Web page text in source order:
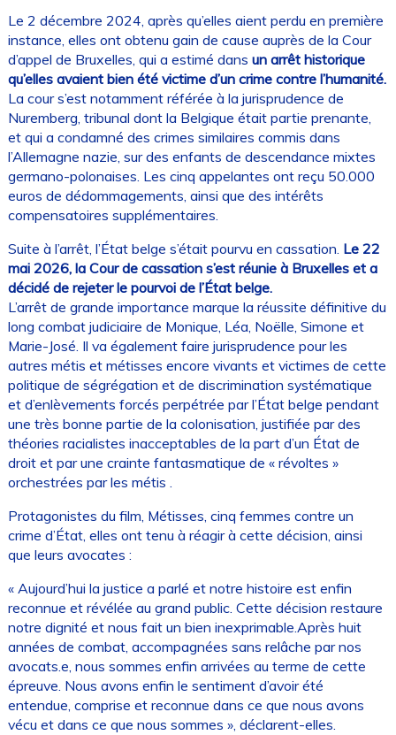
Le 2 décembre 2024, après qu’elles aient perdu en première
instance, elles ont obtenu gain de cause auprès de la Cour
d’appel de Bruxelles, qui a estimé dansun arrêt historique
qu’elles avaient bien été victime d’un crime contre l’humanité.
La cour s’est notamment référée à la jurisprudence de
Nuremberg, tribunal dont la Belgique était partie prenante,
et qui a condamné des crimes similaires commis dans
l’Allemagne nazie, sur des enfants de descendance mixtes
germano-polonaises. Les cinq appelantes ont reçu 50.000
euros de dédommagements, ainsi que des intérêts
compensatoires supplémentaires.
Suite à l’arrêt, l’État belge s’était pourvu en cassation. Le 22
mai 2026, la Cour de cassation s’est réunie à Bruxelles et a
décidé de rejeter le pourvoi de l’État belge.
L’arrêt de grande importance marque la réussite définitive du
long combat judiciaire de Monique, Léa, Noëlle, Simone et
Marie-José. Il va également faire jurisprudence pour les
autres métis et métisses encore vivants et victimes de cette
politique de ségrégation et de discrimination systématique
et d’enlèvements forcés perpétrée par l’État belge pendant
une très bonne partie de la colonisation, justifiée par des
théories racialistes inacceptables de la part d’un État de
droit et par une crainte fantasmatique de « révoltes »
orchestrées par les métis .
Protagonistes du film, Métisses, cinq femmes contre un
crime d’État, elles ont tenu à réagir à cette décision, ainsi
que leurs avocates :
« Aujourd’hui la justice a parlé et notre histoire est enfin
reconnue et révélée au grand public. Cette décision restaure
notre dignité et nous fait un bien inexprimable.Après huit
années de combat, accompagnées sans relâche par nos
avocats.e, nous sommes enfin arrivées au terme de cette
épreuve. Nous avons enfin le sentiment d’avoir été
entendue, comprise et reconnue dans ce que nous avons
vécu et dans ce que nous sommes », déclarent-elles.